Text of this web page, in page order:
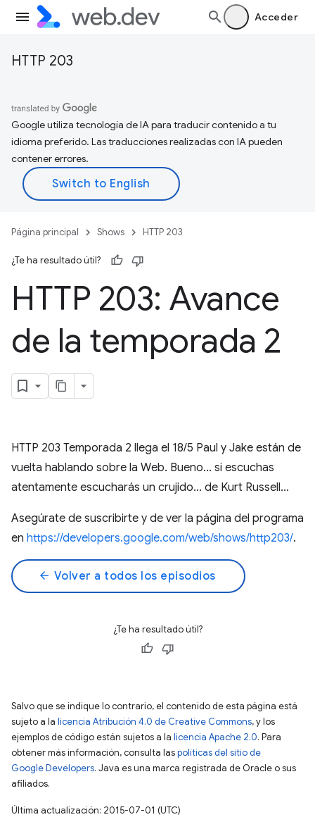
Acceder
HTTP 203
Google utiliza tecnología de IA para traducir contenido a tu
idioma preferido. Las traducciones realizadas con IA pueden
contener errores.
Página principal Shows HTTP 203
¿Te ha resultado útil?
HTTP 203: Avance
de la temporada 2
HTTP 203 Temporada 2 llega el 18/5 Paul y Jake están de
vuelta hablando sobre la Web. Bueno... si escuchas
atentamente escucharás un crujido... de Kurt Russell...
Asegúrate de suscribirte y de ver la página del programa
en https://developers.google.com/web/shows/http203/.
arrow_back Volver a todos los episodios
¿Te ha resultado útil?
Salvo que se indique lo contrario, el contenido de esta página está
sujeto a la licencia Atribución 4.0 de Creative Commons, y los
ejemplos de código están sujetos a la licencia Apache 2.0. Para
obtener más información, consulta laspolíticas del sitio de
Google Developers. Java es una marca registrada de Oracle o sus
afiliados.
Última actualización: 2015-07-01 (UTC)